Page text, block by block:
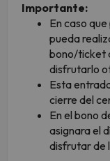
Importante:
En caso
pueda
bono/ticket
disfrutarlo
Esta
cierre del
En el bono
asignara el
disfrutar de